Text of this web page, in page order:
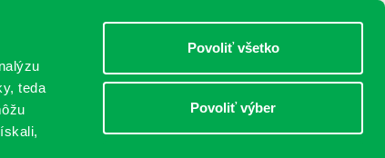
teda
Povoliť všetko
Povoliť výber
DOSPELÍ